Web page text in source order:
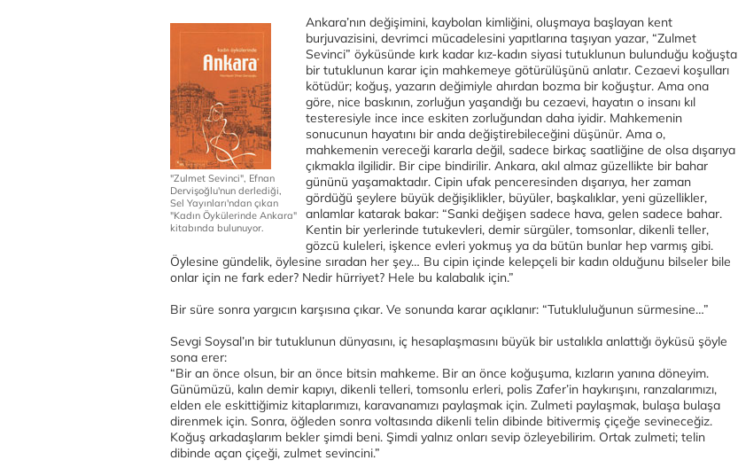
"Zulmet Sevinci", Efnan
Dervişoğlu'nun derlediği,
Sel Yayınları'ndan çıkan
"Kadın Öykülerinde Ankara"
kitabında bulunuyor.
Ankara’nın değişimini, kaybolan kimliğini, oluşmaya başlayan kent
burjuvazisini, devrimci mücadelesini yapıtlarına taşıyan yazar, “Zulmet
Sevinci” öyküsünde kırk kadar kız-kadın siyasi tutuklunun bulunduğu koğuşta
bir tutuklunun karar için mahkemeye götürülüşünü anlatır. Cezaevi koşulları
kötüdür; koğuş, yazarın değimiyle ahırdan bozma bir koğuştur. Ama ona
göre, nice baskının, zorluğun yaşandığı bu cezaevi, hayatın o insanı kıl
testeresiyle ince ince eskiten zorluğundan daha iyidir. Mahkemenin
sonucunun hayatını bir anda değiştirebileceğini düşünür. Ama o,
mahkemenin vereceği kararla değil, sadece birkaç saatliğine de olsa dışarıya
çıkmakla ilgilidir. Bir cipe bindirilir. Ankara, akıl almaz güzellikte bir bahar
gününü yaşamaktadır. Cipin ufak penceresinden dışarıya, her zaman
gördüğü şeylere büyük değişiklikler, büyüler, başkalıklar, yeni güzellikler,
anlamlar katarak bakar: “Sanki değişen sadece hava, gelen sadece bahar.
Kentin bir yerlerinde tutukevleri, demir sürgüler, tomsonlar, dikenli teller,
gözcü kuleleri, işkence evleri yokmuş ya da bütün bunlar hep varmış gibi.
Öylesine gündelik, öylesine sıradan her şey… Bu cipin içinde kelepçeli bir kadın olduğunu bilseler bile
onlar için ne fark eder? Nedir hürriyet? Hele bu kalabalık için.”
Bir süre sonra yargıcın karşısına çıkar. Ve sonunda karar açıklanır: “Tutukluluğunun sürmesine…”
Sevgi Soysal’ın bir tutuklunun dünyasını, iç hesaplaşmasını büyük bir ustalıkla anlattığı öyküsü şöyle
sona erer:
“Bir an önce olsun, bir an önce bitsin mahkeme. Bir an önce koğuşuma, kızların yanına döneyim.
Günümüzü, kalın demir kapıyı, dikenli telleri, tomsonlu erleri, polis Zafer’in haykırışını, ranzalarımızı,
elden ele eskittiğimiz kitaplarımızı, karavanamızı paylaşmak için. Zulmeti paylaşmak, bulaşa bulaşa
direnmek için. Sonra, öğleden sonra voltasında dikenli telin dibinde bitivermiş çiçeğe sevineceğiz.
Koğuş arkadaşlarım bekler şimdi beni. Şimdi yalnız onları sevip özleyebilirim. Ortak zulmeti; telin
dibinde açan çiçeği, zulmet sevincini.”